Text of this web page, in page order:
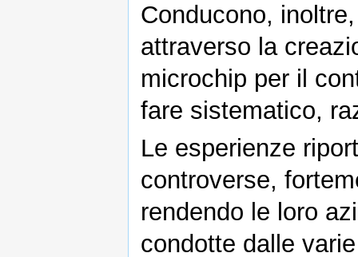
Conducono,
attraverso la
microchip per il
fare sistematico,
Le esperienze
controverse,
rendendo le loro
condotte dalle